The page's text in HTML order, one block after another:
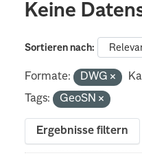
Keine
Sortieren nach
Formate: DWG
Tags:
GeoSN
Ergebnisse filtern